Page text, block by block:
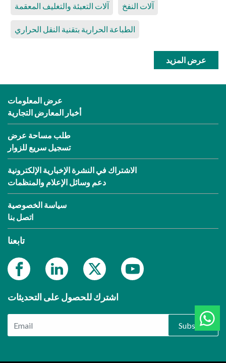
آلات التعبئة والتغليف المعقمة آلات النفخ
الطباعة الحرارية بتقنية النقل الحراري
عرض المزيد
عرض المعلومات
أخبار المعارض التجارية
طلب مساحة عرض
تسجيل سريع للزوار
الاشتراك في النشرة الإخبارية الإلكترونية
دعم وسائل الإعلام والمنظمات
سياسة الخصوصية
اتصل بنا
تابعنا
اشترك للحصول على التحديثات
Subscribe